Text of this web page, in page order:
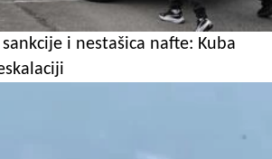
i nestašica nafte: Kuba